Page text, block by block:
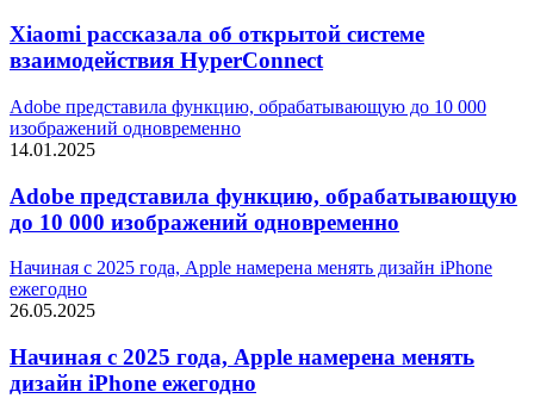
Xiaomi рассказала об открытой системе
взаимодействия HyperConnect
Adobe представила функцию, обрабатывающую до 10 000
изображений одновременно
14.01.2025
Adobe представила функцию, обрабатывающую
до 10 000 изображений одновременно
Начиная с 2025 года, Apple намерена менять дизайн iPhone
ежегодно
26.05.2025
Начиная с 2025 года, Apple намерена менять
дизайн iPhone ежегодно